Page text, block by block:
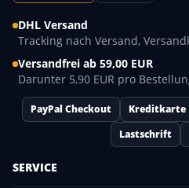
DHL Versand
Tracking nach Versand,
Versandfrei ab 59,00 EUR
Darunter 5,90 EUR pro
PayPal Checkout Kreditkarte
Lastschrift
SERVICE